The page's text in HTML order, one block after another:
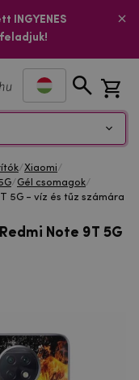
INGYENES
/Xiaomi/
/Gél csomagok/
5G - víz és tűz számára
Note 9T 5G